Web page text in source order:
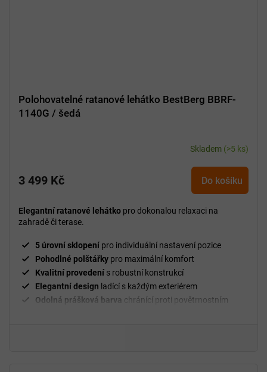
Polohovatelné ratanové lehátko BestBerg BBRF-
1140G / šedá
Skladem (>5 ks)
3 499 Kč Do košíku
Elegantní ratanové lehátko pro dokonalou relaxaci na
zahradě či terase.
5 úrovní sklopení pro individuální nastavení pozice
Pohodlné polštářky pro maximální komfort
Kvalitní provedení s robustní konstrukcí
Elegantní design ladící s každým exteriérem
Odolná prášková barva chránící proti povětrnostním